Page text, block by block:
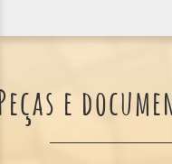
e